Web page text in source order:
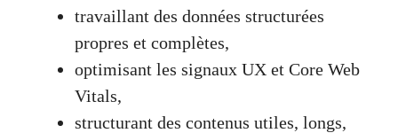
travaillant des données structurées
propres et complètes,
optimisant les signaux UX et Core Web
Vitals,
structurant des contenus utiles, longs,